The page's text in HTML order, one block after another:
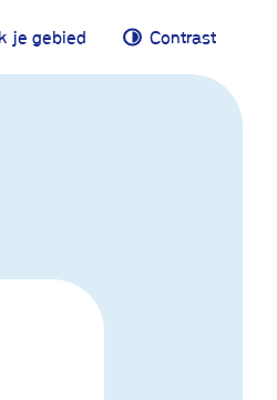
je gebied Contrast
Contrast